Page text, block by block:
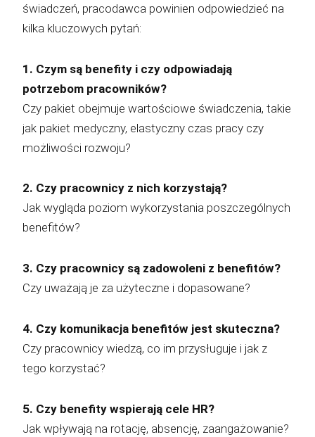
świadczeń, pracodawca powinien odpowiedzieć na
kilka kluczowych pytań:
1. Czym są benefity i czy odpowiadają
potrzebom pracowników?
Czy pakiet obejmuje wartościowe świadczenia, takie
jak pakiet medyczny, elastyczny czas pracy czy
możliwości rozwoju?
2. Czy pracownicy z nich korzystają?
Jak wygląda poziom wykorzystania poszczególnych
benefitów?
3. Czy pracownicy są zadowoleni z benefitów?
Czy uważają je za użyteczne i dopasowane?
4. Czy komunikacja benefitów jest skuteczna?
Czy pracownicy wiedzą, co im przysługuje i jak z
tego korzystać?
5. Czy benefity wspierają cele HR?
Jak wpływają na rotację, absencję, zaangażowanie?